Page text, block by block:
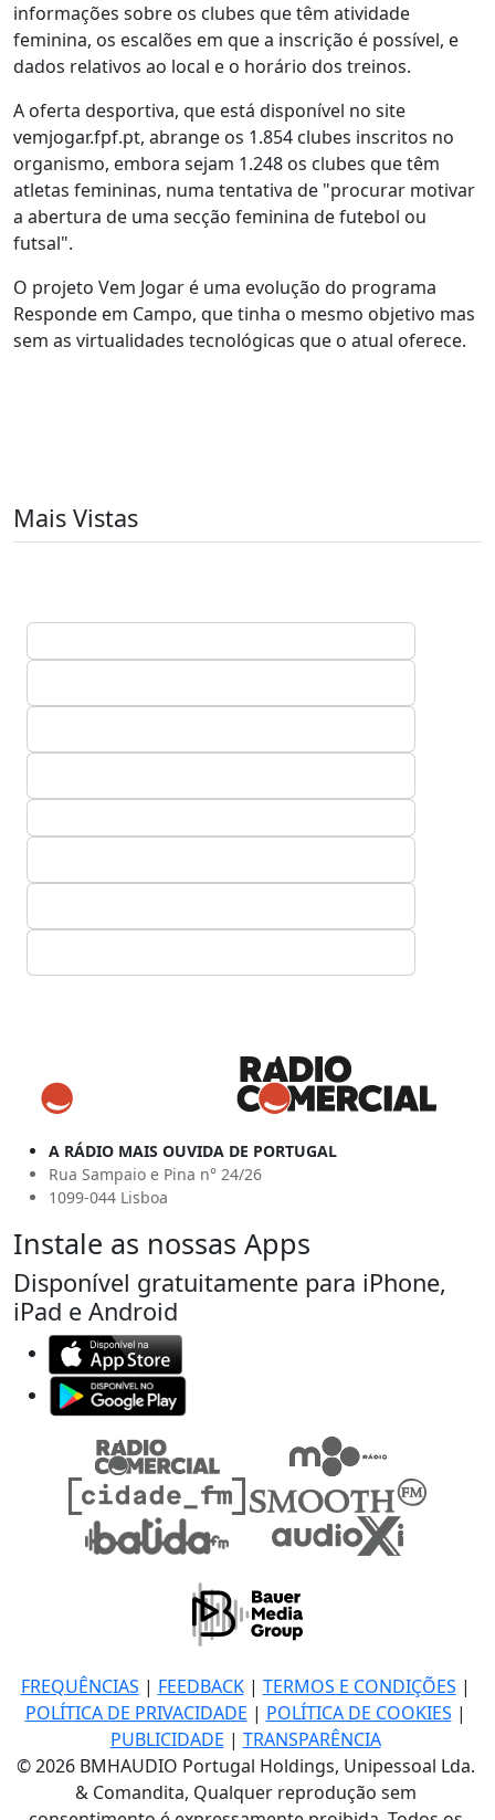
informações sobre os clubes que têm atividade
feminina, os escalões em que a inscrição é possível, e
dados relativos ao local e o horário dos treinos.
A oferta desportiva, que está disponível no site
vemjogar.fpf.pt, abrange os 1.854 clubes inscritos no
organismo, embora sejam 1.248 os clubes que têm
atletas femininas, numa tentativa de "procurar motivar
a abertura de uma secção feminina de futebol ou
futsal".
O projeto Vem Jogar é uma evolução do programa
Responde em Campo, que tinha o mesmo objetivo mas
sem as virtualidades tecnológicas que o atual oferece.
Mais Vistas
A RÁDIO MAIS OUVIDA DE PORTUGAL
Rua Sampaio e Pina n° 24/26
1099-044 Lisboa
Instale as nossas Apps
Disponível gratuitamente para iPhone,
iPad e Android
FREQUÊNCIAS | FEEDBACK| TERMOS E CONDIÇÕES |
POLÍTICA DE PRIVACIDADE | POLÍTICA DE COOKIES |
PUBLICIDADE | TRANSPARÊNCIA
© 2026 BMHAUDIO Portugal Holdings, Unipessoal Lda.
& Comandita, Qualquer reprodução sem